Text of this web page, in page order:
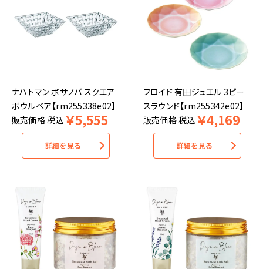
ナハトマン ボサノバ スクエア
ボウルペア【rm255338e02】
販売価格税込 ￥5,555
詳細を見る
フロイド 有田ジュエル 3ピー
スラウンド【rm255342e02】
販売価格税込 ￥4,169
詳細を見る